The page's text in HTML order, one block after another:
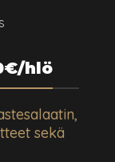
hlö
sekä